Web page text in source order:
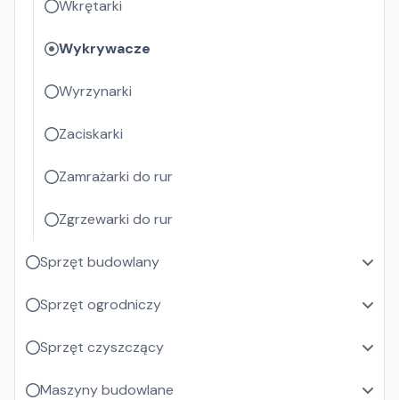
Wkrętarki
Wykrywacze
Wyrzynarki
Zaciskarki
Zamrażarki do rur
Zgrzewarki do rur
Sprzęt budowlany
Sprzęt ogrodniczy
Sprzęt czyszczący
Maszyny budowlane